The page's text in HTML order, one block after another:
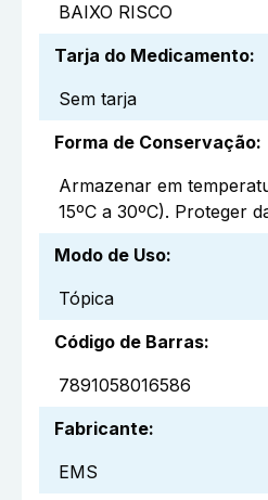
BAIXO RISCO
Tarja do Medicamento:
Sem tarja
Forma de Conservação:
Armazenar em
15ºC a 30ºC). Proteger
Modo de Uso:
Tópica
Código de Barras:
7891058016586
Fabricante:
EMS